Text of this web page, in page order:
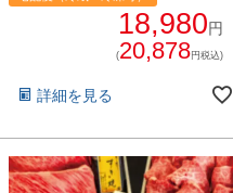
18,980円
(20,878円税込)
詳細を見る